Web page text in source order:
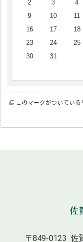
2
3 4
9
10 11
16
17 18
23
24 25
30
31
このマークがついてい
〒849-0123 佐